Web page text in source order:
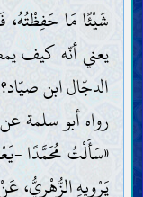
شَيْئًا مَا
يعني أنّه كيف
الدجّال ابن
رواه أبو سلمة
«سَأَلْتُ مُحَمَّدًا -
يَرْوِيهِ الزُّهْرِيُّ،